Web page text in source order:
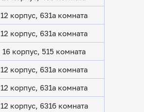
12 корпус, 631а комната
12 корпус, 631а комната
16 корпус, 515 комната
12 корпус, 631а комната
12 корпус, 631а комната
12 корпус, 631б комната